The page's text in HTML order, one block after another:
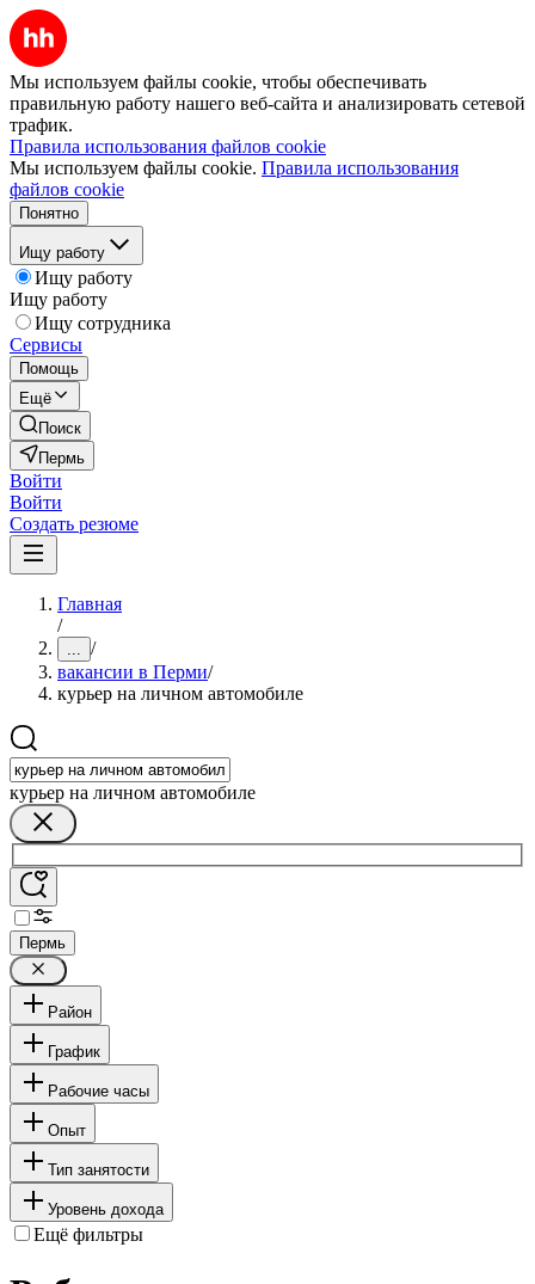
Мы используем файлы cookie, чтобы обеспечивать
правильную работу нашего веб-сайта и анализировать сетевой
трафик.
Правила использования файлов cookie
Мы используем файлы cookie. Правила использования
файлов cookie
Понятно
Ищу работу
Ищу работу
Ищу работу
Ищу сотрудника
Сервисы
Помощь
Ещё
Поиск
Пермь
Войти
Войти
Создать резюме
Главная
/
... /
вакансии в Перми/
курьер на личном автомобиле
курьер на личном автомобиле
Пермь
Район
График
Рабочие часы
Опыт
Тип занятости
Уровень дохода
Ещё фильтры